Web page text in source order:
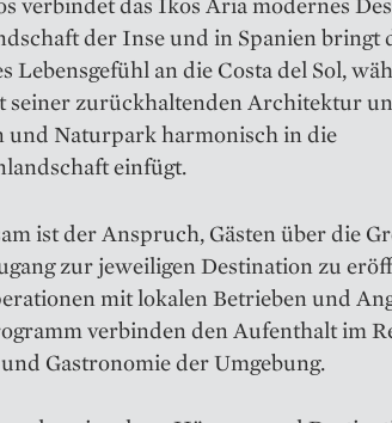
der Inse und in Spanien bringt
Lebensgefühl an die Costa del Sol,
seiner zurückhaltenden Architektur
und Naturpark harmonisch in die
einfügt.
ist der Anspruch, Gästen über die
zur jeweiligen Destination zu
mit lokalen Betrieben und
verbinden den Aufenthalt im
Gastronomie der Umgebung.